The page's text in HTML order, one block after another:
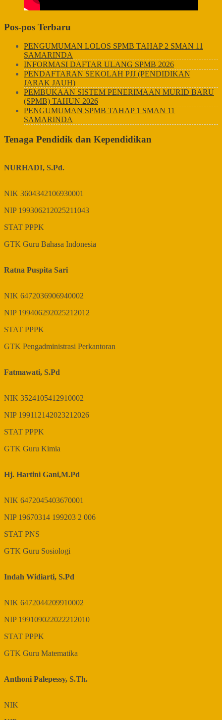
Pos-pos Terbaru
PENGUMUMAN LOLOS SPMB TAHAP 2 SMAN 11
SAMARINDA
INFORMASI DAFTAR ULANG SPMB 2026
PENDAFTARAN SEKOLAH PJJ (PENDIDIKAN
JARAK JAUH)
PEMBUKAAN SISTEM PENERIMAAN MURID BARU
(SPMB) TAHUN 2026
PENGUMUMAN SPMB TAHAP 1 SMAN 11
SAMARINDA
Tenaga Pendidik dan Kependidikan
NURHADI, S.Pd.
NIK 3604342106930001
NIP 199306212025211043
STAT PPPK
GTK Guru Bahasa Indonesia
Ratna Puspita Sari
NIK 6472036906940002
NIP 199406292025212012
STAT PPPK
GTK Pengadministrasi Perkantoran
Fatmawati, S.Pd
NIK 3524105412910002
NIP 199112142023212026
STAT PPPK
GTK Guru Kimia
Hj. Hartini Gani,M.Pd
NIK 6472045403670001
NIP 19670314 199203 2 006
STAT PNS
GTK Guru Sosiologi
Indah Widiarti, S.Pd
NIK 6472044209910002
NIP 199109022022212010
STAT PPPK
GTK Guru Matematika
Anthoni Palepessy, S.Th.
NIK